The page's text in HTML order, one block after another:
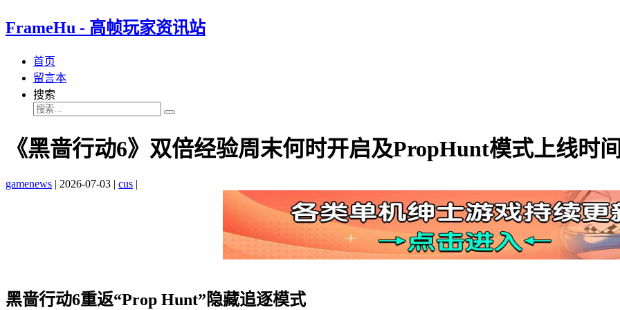
FrameHu - 高帧玩家资讯站
首页
留言本
搜索
《黑啬行动6》双倍经验周末何时开启及PropHunt模式上线时
gamenews | 2026-07-03 | cus |
黑啬行动6重返“Prop Hunt”隐藏追逐模式